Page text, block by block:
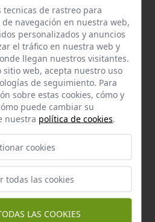
a 0,35 km.
tecnicas de rastreo para
navegación en nuestra web,
personalizados y anuncios
el tráfico en nuestra web y
llegan nuestros visitantes.
web, acepta nuestro uso
de seguimiento. Para
sobre estas cookies, cómo y
puede cambiar su
nuestra política de cookies.
cookies
todas las cookies
LAS COOKIES